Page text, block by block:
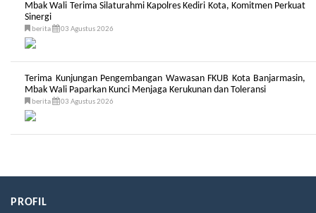
Mbak Wali Terima Silaturahmi Kapolres Kediri Kota, Komitmen Perkuat
Sinergi
berita 03 Agustus 2026
Terima Kunjungan Pengembangan Wawasan FKUB Kota Banjarmasin,
Mbak Wali Paparkan Kunci Menjaga Kerukunan dan Toleransi
berita 03 Agustus 2026
PROFIL